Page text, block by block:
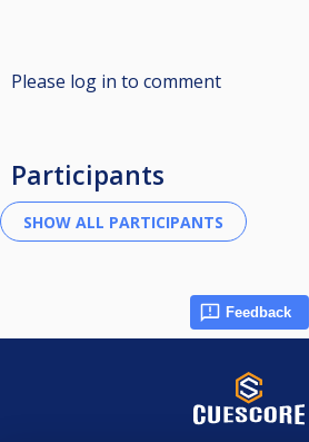
Please log in to comment
Participants
Feedback